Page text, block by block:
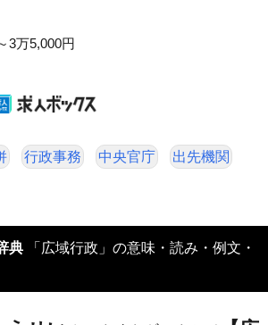
3万5,000円
行政事務 中央官庁 出先機関
典 「広域行政」の意味・読み・例文・